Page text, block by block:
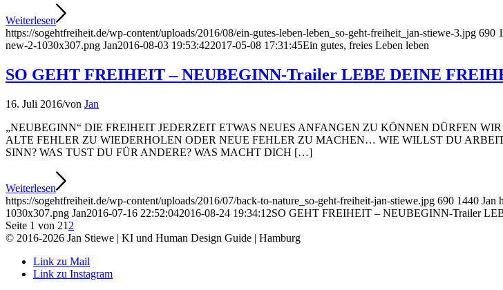
Weiterlesen
https://sogehtfreiheit.de/wp-content/uploads/2016/08/ein-gutes-leben-leben_so-geht-freiheit_jan-stiewe-3.jpg 690
new-2-1030x307.png Jan2016-08-03 19:53:422017-05-08 17:31:45Ein gutes, freies Leben leben
SO GEHT FREIHEIT – NEUBEGINN-Trailer LEBE DEINE
16. Juli 2016/von Jan
„NEUBEGINN“ DIE FREIHEIT JEDERZEIT ETWAS NEUES ANFANGEN ZU KÖNNEN DÜRFEN
ALTE FEHLER ZU WIEDERHOLEN ODER NEUE FEHLER ZU MACHEN… WIE WILLST DU
SINN? WAS TUST DU FÜR ANDERE? WAS MACHT DICH […]
Weiterlesen
https://sogehtfreiheit.de/wp-content/uploads/2016/07/back-to-nature_so-geht-freiheit-jan-stiewe.jpg 690 1440 Jan
1030x307.png Jan2016-07-16 22:52:042016-08-24 19:34:12SO GEHT FREIHEIT – NEUBEGINN-Trailer
Seite 1 von 21 2
© 2016-2026 Jan Stiewe | KI und Human Design Guide | Hamburg
Link zu Mail
Link zu Instagram